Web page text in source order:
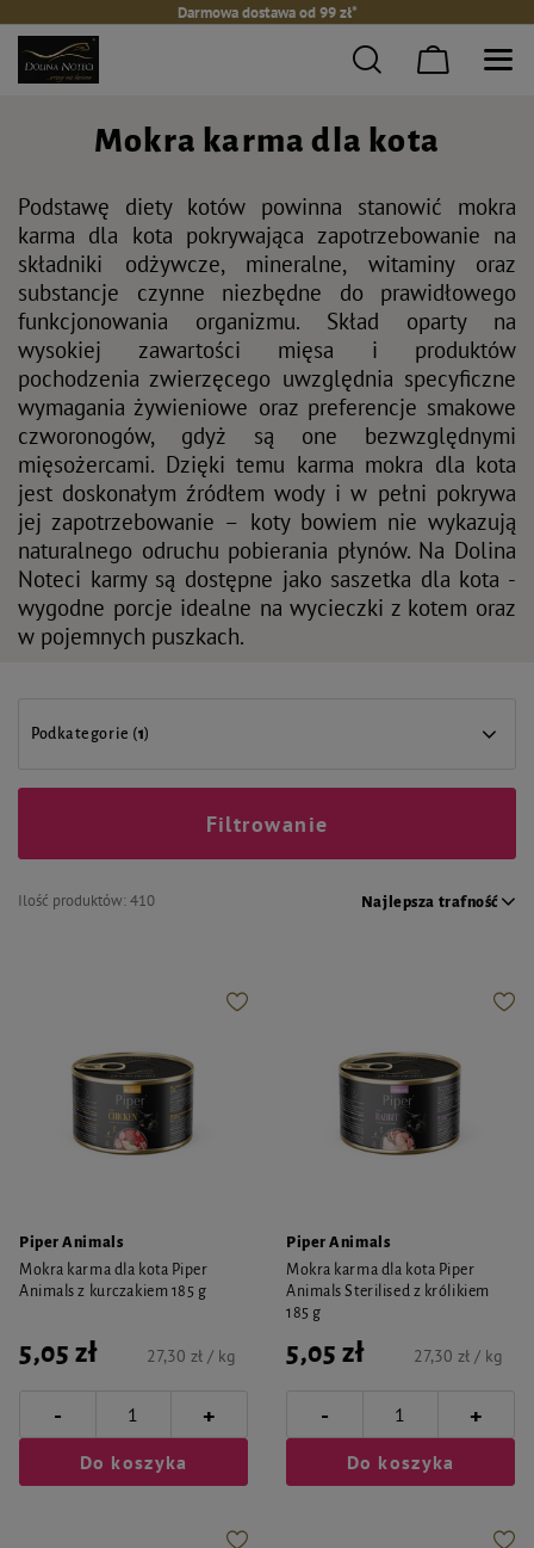
Darmowa dostawa od 99 zł*
Mokra karma dla kota
Podstawę diety kotów powinna stanowić mokra
karma dla kota pokrywająca zapotrzebowanie na
składniki odżywcze, mineralne, witaminy oraz
substancje czynne niezbędne do prawidłowego
funkcjonowania organizmu. Skład oparty na
wysokiej zawartości mięsa i produktów
pochodzenia zwierzęcego uwzględnia specyficzne
wymagania żywieniowe oraz preferencje smakowe
czworonogów, gdyż są one bezwzględnymi
mięsożercami. Dzięki temu karma mokra dla kota
jest doskonałym źródłem wody i w pełni pokrywa
jej zapotrzebowanie – koty bowiem nie wykazują
naturalnego odruchu pobierania płynów. Na Dolina
Noteci karmy są dostępne jako saszetka dla kota -
wygodne porcje idealne na wycieczki z kotem oraz
w pojemnych puszkach.
Podkategorie (1)
Ilość produktów:410 Najlepsza trafność
Filtrowanie
Piper Animals
Mokra karma dla kota Piper
Animals z kurczakiem 185 g
5,05 zł 27,30 zł / kg
- +
Do koszyka
Piper Animals
Mokra karma dla kota Piper
Animals Sterilised z królikiem
185 g
5,05 zł 27,30 zł / kg
- +
Do koszyka